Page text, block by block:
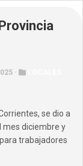
·
se dio a
mes diciembre y
trabajadores